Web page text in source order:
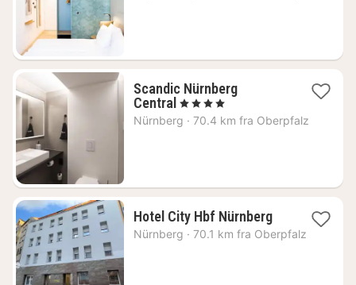
Scandic Nürnberg
Central 1
natt
fra
, 4 Stjerner
Nürnberg · 70.4 km fra Oberpfalz
Hotel City Hbf Nürnberg1
natt
fra
Nürnberg · 70.1 km fra Oberpfalz